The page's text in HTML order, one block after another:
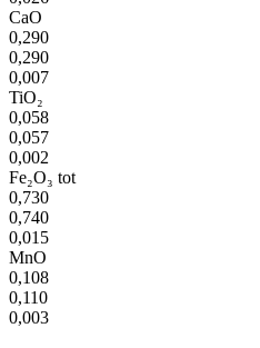
CaO
0,290
0,290
0,007
TiO₂
0,058
0,057
0,002
Fe₂O₃ tot
0,730
0,740
0,015
MnO
0,108
0,110
0,003